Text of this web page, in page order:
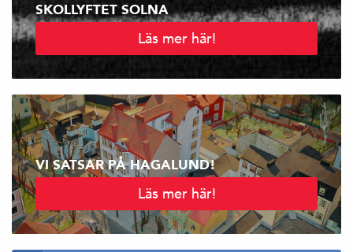
SKOLLYFTET SOLNA
Läs mer här!
VI SATSAR PÅ HAGALUND!
Läs mer här!